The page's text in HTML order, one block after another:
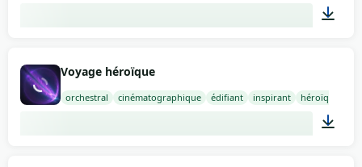
Voyage héroïque
orchestral cinématographique édifiant inspirant héroïque